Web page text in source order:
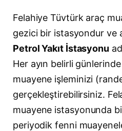
Felahiye Tüvtürk araç
gezici bir istasyondur ve
Petrol Yakıt İstasyonu
Her ayın belirli
muayene işleminizi
gerçekleştirebilirsiniz.
muayene istasyonunda
periyodik fenni